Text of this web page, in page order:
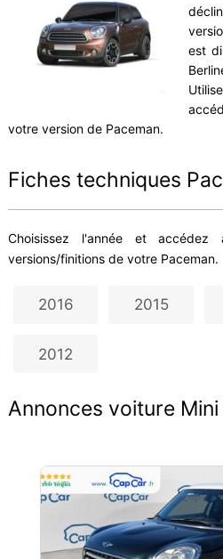
est
votre version de Paceman.
Fiches techniques
Choisissez l'année et
versions/finitions de votre Paceman.
2016 2015
2012
Annonces voiture Mini